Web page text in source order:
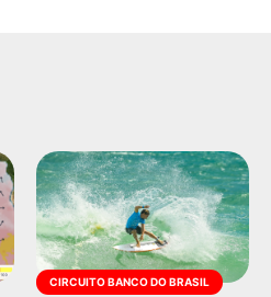
CIRCUITO BANCO DO BRASIL